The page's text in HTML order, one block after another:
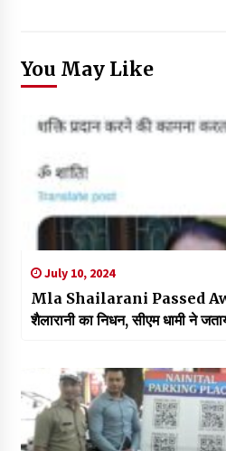
You May Like
July 10, 2024
Mla Shailarani Passed
शैलारानी का निधन, सीएम धामी ने